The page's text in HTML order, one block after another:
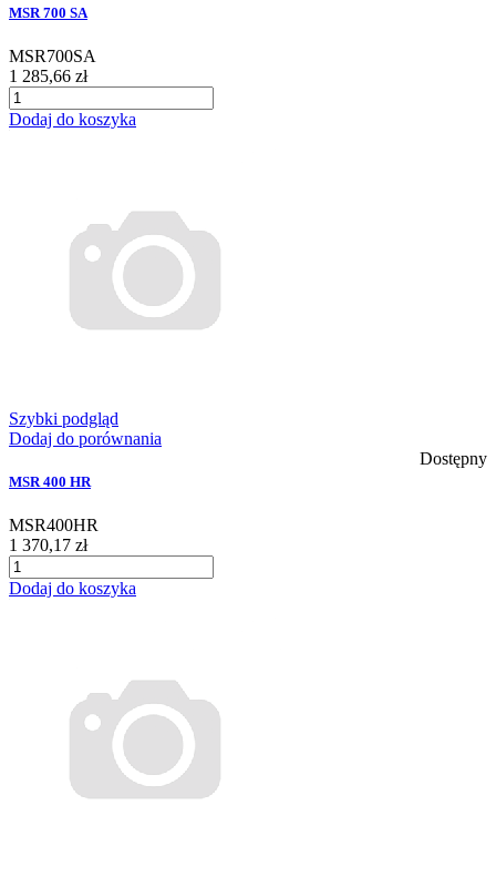
MSR 700 SA
MSR700SA
1 285,66 zł
Dodaj do koszyka
Szybki podgląd
Dodaj do porównania
Dostępny
MSR 400 HR
MSR400HR
1 370,17 zł
Dodaj do koszyka